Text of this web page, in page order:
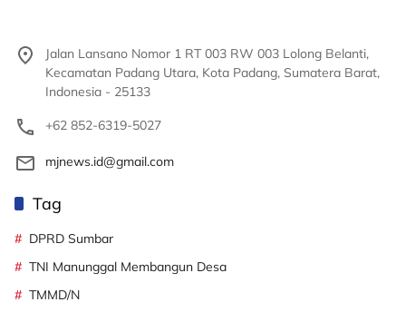
Jalan Lansano Nomor 1 RT 003 RW 003 Lolong Belanti,
Kecamatan Padang Utara, Kota Padang, Sumatera Barat,
Indonesia - 25133
+62 852-6319-5027
mjnews.id@gmail.com
Tag
DPRD Sumbar
TNI Manunggal Membangun Desa
TMMD/N